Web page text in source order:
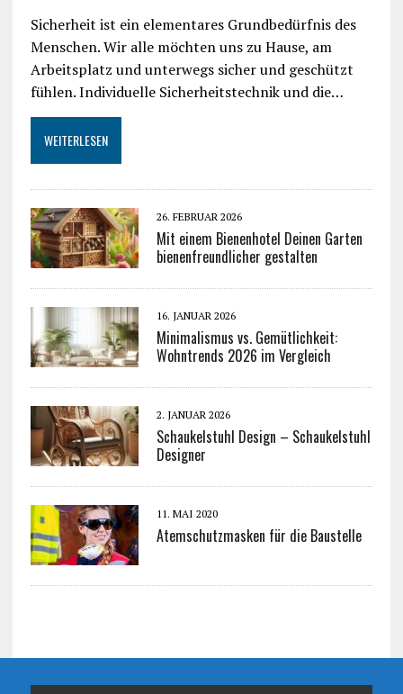
Sicherheit ist ein elementares Grundbedürfnis des
Menschen. Wir alle möchten uns zu Hause, am
Arbeitsplatz und unterwegs sicher und geschützt
fühlen. Individuelle Sicherheitstechnik und die…
WEITERLESEN
26. FEBRUAR 2026
Mit einem Bienenhotel Deinen Garten
bienenfreundlicher gestalten
16. JANUAR 2026
Minimalismus vs. Gemütlichkeit:
Wohntrends 2026 im Vergleich
2. JANUAR 2026
Schaukelstuhl Design – Schaukelstuhl
Designer
11. MAI 2020
Atemschutzmasken für die Baustelle